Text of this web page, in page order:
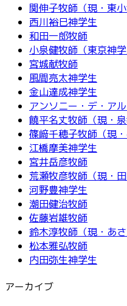
関伸子牧師（現・東小
西川裕巳神学生
和田一郎牧師
小泉健牧師（東京神学
宮城献牧師
風間亮太神学生
金山達成神学生
アンソニー・デ・ア
饒平名丈牧師（現・泉
篠﨑千穂子牧師（現・
江橋摩美神学生
宮井岳彦牧師
荒瀬牧彦牧師（現・田
河野豊神学生
潮田健治牧師
佐藤岩雄牧師
鈴木淳牧師（現・あさ
松本雅弘牧師
内田弥生神学生
アーカイブ